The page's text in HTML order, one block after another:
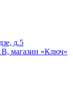
д.5
магазин «Ключ»